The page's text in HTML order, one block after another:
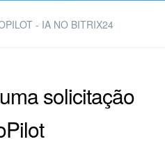
- IA NO BITRIX24
solicitação